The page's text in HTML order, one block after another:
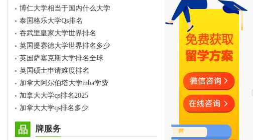
博仁大学相当于国内什么大学
泰国格乐大学Qs排名
吞武里皇家大学世界排名
英国提赛德大学世界排名多少
英国萨塞克斯大学排名全球
英国硕士申请难度排名
加拿大阿尔伯塔大学mba学费
加拿大大学qs排名2025
加拿大大学qs排名多少
品 牌服务